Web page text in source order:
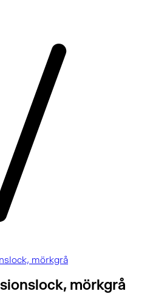
mörkgrå
mörkgrå